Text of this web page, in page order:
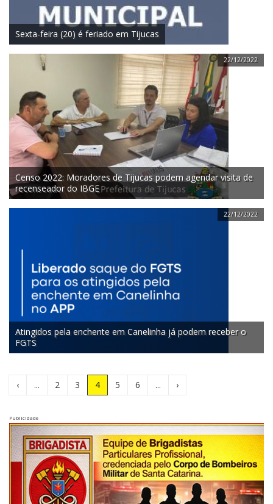
Sexta-feira (20) é feriado em Tijucas
22/12/2022
Censo 2022: Moradores de Tijucas podem agendar visita de
recenseador do IBGE
22/12/2022
Atingidos pela enchente em Canelinha já podem receber o
FGTS
‹ ... 2 3 4(Atual)
5 6 ... ›
Publicidade